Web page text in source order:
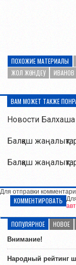
ПОХОЖИЕ МАТЕРИАЛЫ
ЖОЛ ЖӨНДЕУ
ИВАНОВ
ВАМ МОЖЕТ ТАКЖЕ
Новости Балхаша
Балқаш
Балқаш
Для отправки
КОММЕНТИРОВАТЬ
ПОПУЛЯРНОЕ НОВОЕ
Внимание!
Народный рейтинг